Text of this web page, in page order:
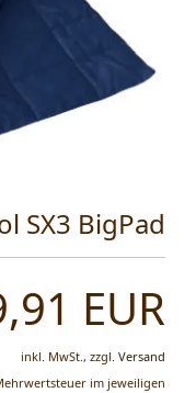
SX3 BigPad
EUR
inkl. MwSt., zzgl. Versand
im jeweiligen